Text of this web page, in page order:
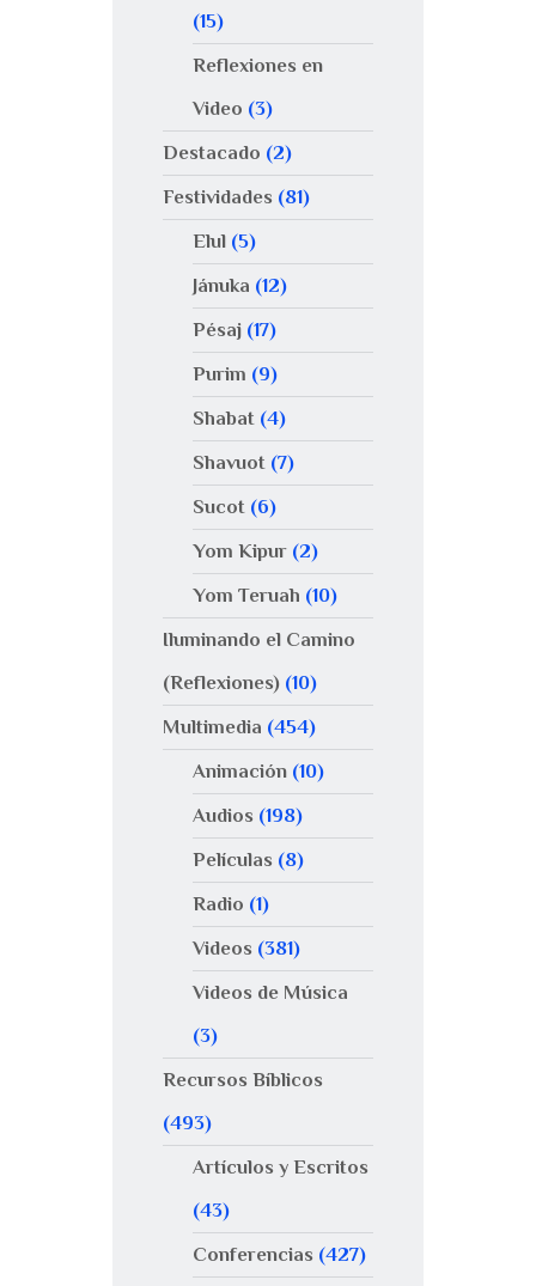
(15)
Reflexiones en
Video (3)
Destacado (2)
Festividades (81)
Elul(5)
Jánuka (12)
Pésaj(17)
Purim (9)
Shabat(4)
Shavuot(7)
Sucot(6)
Yom Kipur(2)
Yom Teruah (10)
Iluminando el Camino
(Reflexiones) (10)
Multimedia (454)
Animación(10)
Audios (198)
Películas (8)
Radio (1)
Videos (381)
Videos de Música
(3)
Recursos Bíblicos
(493)
Artículos y Escritos
(43)
Conferencias (427)